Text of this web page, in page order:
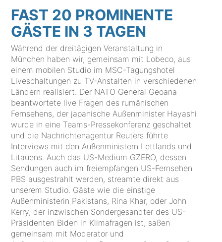
FAST 20 PROMINENTE
GÄSTE IN 3 TAGEN
Während der dreitägigen Veranstaltung in
München haben wir, gemeinsam mit Lobeco, aus
einem mobilen Studio im MSC-Tagungshotel
Liveschaltungen zu TV-Anstalten in verschiedenen
Ländern realisiert. Der NATO General Geoana
beantwortete live Fragen des rumänischen
Fernsehens, der japanische Außenminister Hayashi
wurde in eine Teams-Pressekonferenz geschaltet
und die Nachrichtenagentur Reuters führte
Interviews mit den Außenministern Lettlands und
Litauens. Auch das US-Medium GZERO, dessen
Sendungen auch im freiempfangen US-Fernsehen
PBS ausgestrahlt werden, streamte direkt aus
unserem Studio. Gäste wie die einstige
Außenministerin Pakistans, Rina Khar, oder John
Kerry, der inzwischen Sondergesandter des US-
Präsidenten Biden in Klimafragen ist, saßen
gemeinsam mit Moderator und